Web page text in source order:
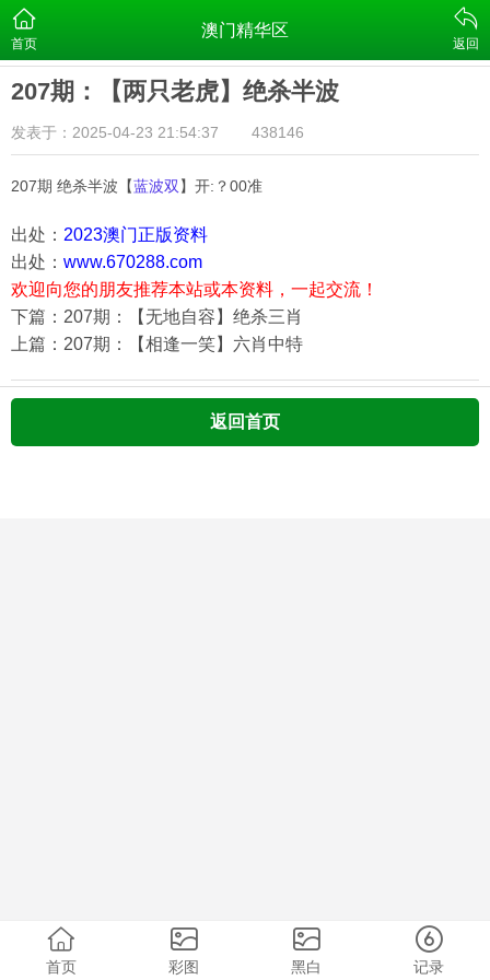
首页
澳门精华区
返回
207期：【两只老虎】绝杀半波
发表于：2025-04-23 21:54:37 438146
207期 绝杀半波【蓝波双 】开:？00准
出处： 2023澳门正版资料
出处： www.670288.com
欢迎向您的朋友推荐本站或本资料，一起交流！
下篇：207期：【无地自容】绝杀三肖
上篇：207期：【相逢一笑】六肖中特
返回首页
首页 彩图 黑白 记录